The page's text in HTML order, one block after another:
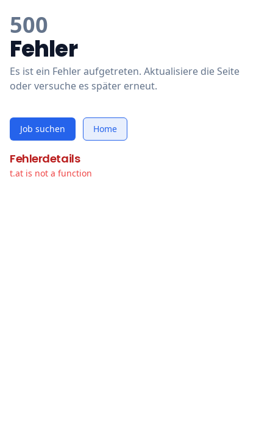
500
Fehler
Es ist ein Fehler aufgetreten. Aktualisiere die Seite
oder versuche es später erneut.
Job suchen Home
Fehlerdetails
t.at is not a function